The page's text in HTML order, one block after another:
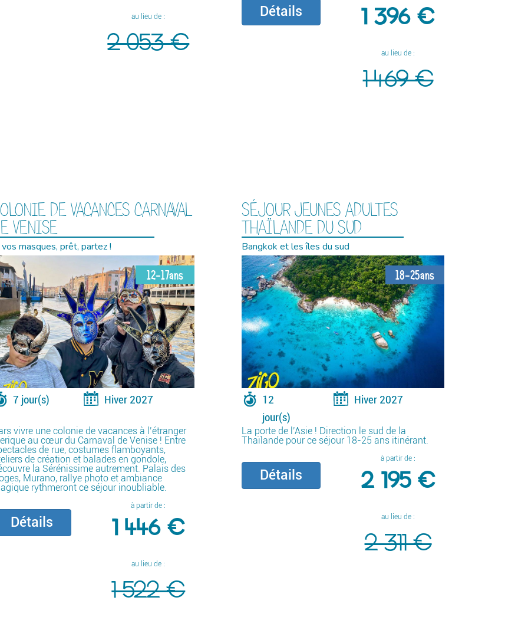
au lieu de :
2 053 €
Détails 1 396 €
au lieu de :
1 469 €
DE VACANCES CARNAVAL
VENISE
masques, prêt, partez !
12-17ans
7 jour(s) Hiver 2027
vivre une colonie de vacances à l’étranger
au cœur du Carnaval de Venise ! Entre
de rue, costumes flamboyants,
de création et balades en gondole,
la Sérénissime autrement. Palais des
Murano, rallye photo et ambiance
rythmeront ce séjour inoubliable.
Détails
à partir de :
1 446 €
au lieu de :
1 522 €
SÉJOUR JEUNES ADULTES
THAÏLANDE DU SUD
Bangkok et les îles du sud
18-25ans
12
jour(s)
Hiver 2027
La porte de l’Asie ! Direction le sud de la
Thaïlande pour ce séjour 18-25 ans itinérant.
Détails
à partir de :
2 195 €
au lieu de :
2 311 €